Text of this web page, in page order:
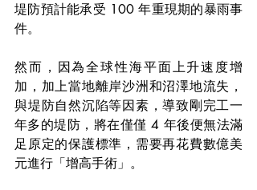
堤防預計能承受 100 年重現期的暴雨事
件。
然而，因為全球性海平面上升速度增
加，加上當地離岸沙洲和沼澤地流失，
與堤防自然沉陷等因素，導致剛完工一
年多的堤防，將在僅僅 4 年後便無法滿
足原定的保護標準，需要再花費數億美
元進行「增高手術」。